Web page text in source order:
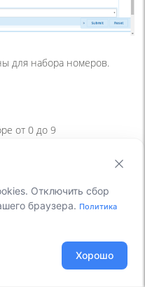
для набора номеров.
от 0 до 9
от 1 до 9
от 2 до 9
Отключить сбор
браузера. Политика
Хорошо